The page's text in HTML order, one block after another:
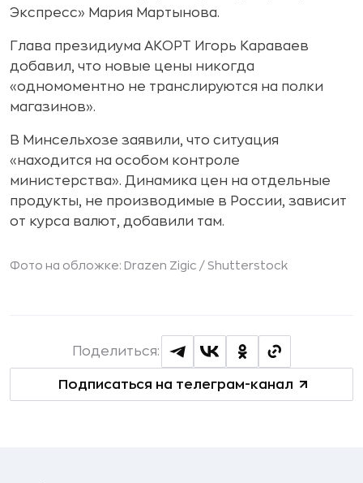
Экспресс» Мария Мартынова.
Глава президиума АКОРТ Игорь Караваев
добавил, что новые цены никогда
«одномоментно не транслируются на полки
магазинов».
В Минсельхозе заявили, что ситуация
«находится на особом контроле
министерства». Динамика цен на отдельные
продукты, не производимые в России, зависит
от курса валют, добавили там.
Фото на обложке: Drazen Zigic / Shutterstock
Подписаться на телеграм-канал
Поделиться: